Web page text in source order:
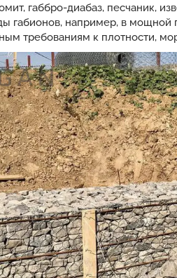
габбро-диабаз, песчаник,
габионов, например, в мощной
требованиям к плотности,